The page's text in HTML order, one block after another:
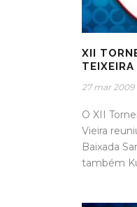
XII
TEIXEIRA
27 mar 2009
O XII
Vieira
Baixada
também